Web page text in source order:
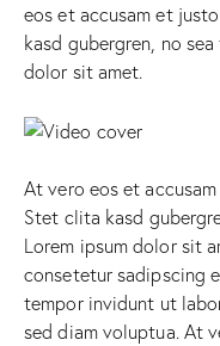
eos et accusam et
kasd gubergren, no
dolor sit amet.
At vero eos et
Stet clita kasd
Lorem ipsum dolor sit
consetetur sadipscing
tempor invidunt ut
sed diam voluptua. At